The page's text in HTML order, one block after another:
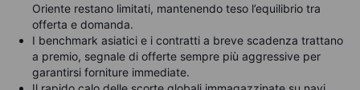
Oriente restano limitati, mantenendo teso l’equilibrio tra
offerta e domanda.
I benchmark asiatici e i contratti a breve scadenza trattano
a premio, segnale di offerte sempre più aggressive per
garantirsi forniture immediate.